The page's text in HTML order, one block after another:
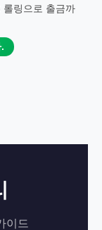
롤링으로 출금까
이드